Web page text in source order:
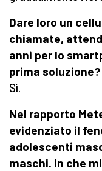
Dare loro un
chiamate,
anni per lo
prima soluzione?
Sì.
Nel rapporto
evidenziato il
adolescenti
maschi. In che